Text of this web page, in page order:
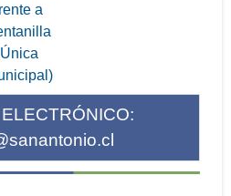
a
Única